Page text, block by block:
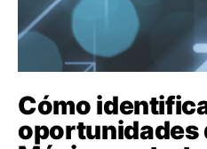
Cómo
oportunidades